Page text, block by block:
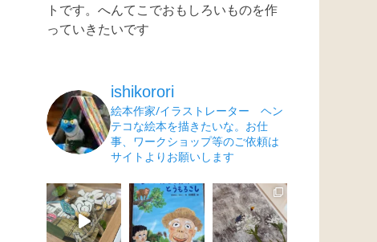
トです。へんてこでおもしろいものを作
っていきたいです
ishikorori
絵本作家/イラストレーター ヘン
テコな絵本を描きたいな。お仕
事、ワークショップ等のご依頼は
サイトよりお願いします